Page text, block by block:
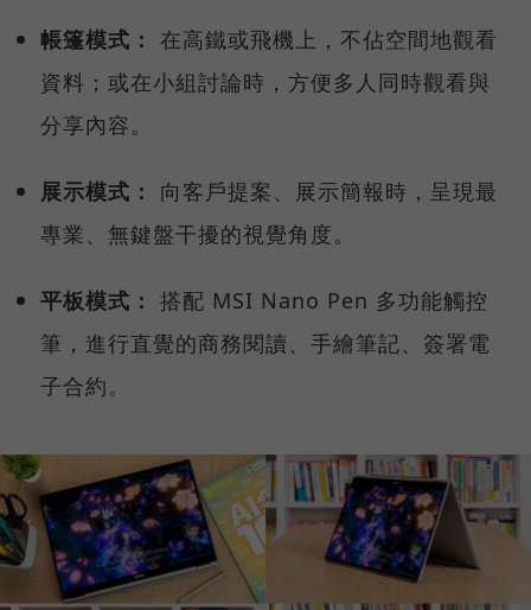
帳篷模式： 在高鐵或飛機上，不佔空間地觀看
資料；或在小組討論時，方便多人同時觀看與
分享內容。
展示模式：
向客戶提案、展示簡報時，呈現最
專業、無鍵盤干擾的視覺角度。
平板模式： 搭配 MSI Nano Pen 多功能觸控
筆，進行直覺的商務閱讀、手繪筆記、簽署電
子合約。